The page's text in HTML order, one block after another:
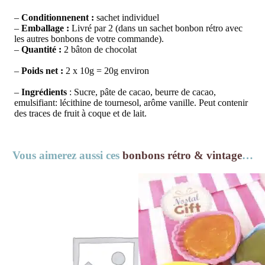
– Conditionnenent : sachet individuel
– Emballage : Livré par 2 (dans un sachet bonbon rétro avec
les autres bonbons de votre commande).
– Quantité : 2 bâton de chocolat
– Poids net : 2 x 10g = 20g environ
– Ingrédients : Sucre, pâte de cacao, beurre de cacao,
emulsifiant: lécithine de tournesol, arôme vanille. Peut contenir
des traces de fruit à coque et de lait.
Vous aimerez aussi ces bonbons rétro & vintage…